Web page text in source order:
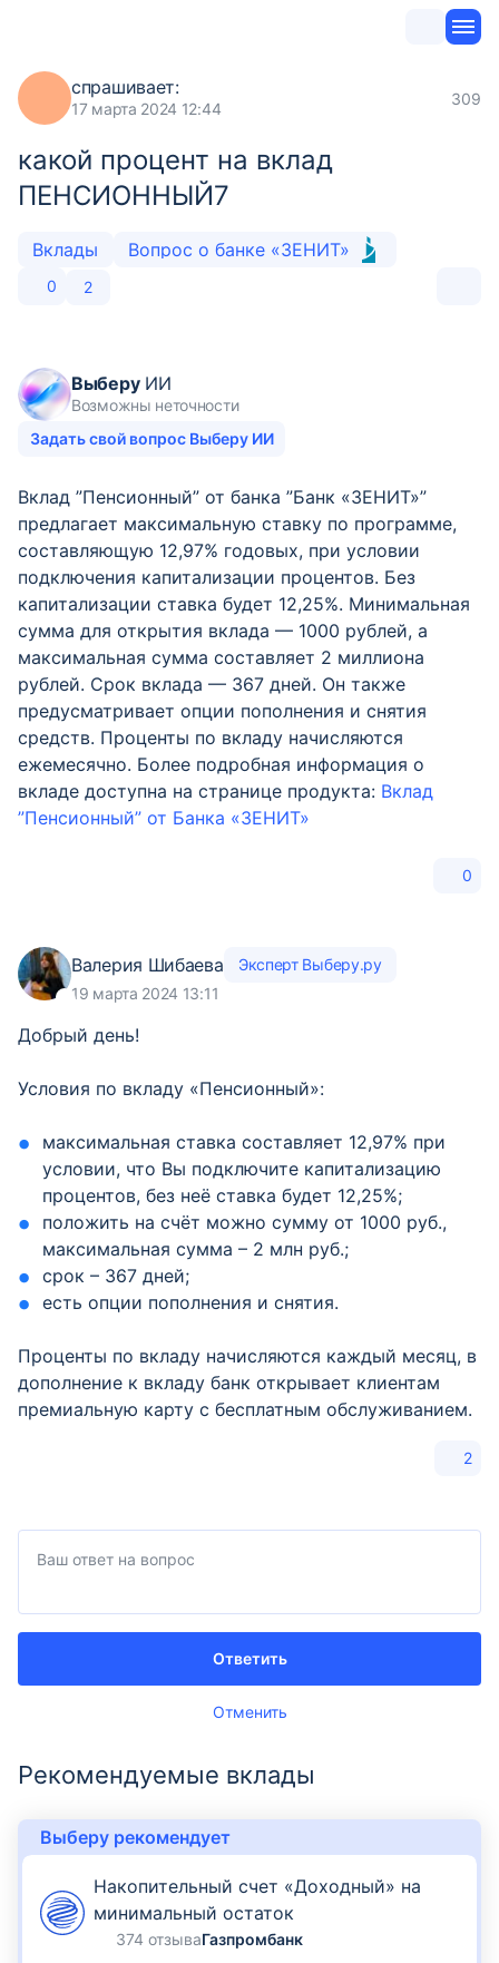
спрашивает:
17 марта 2024 12:44
309
какой процент на вклад
ПЕНСИОННЫЙ7
Вклады Вопрос о банке «ЗЕНИТ»
0 2
ВыберуИИ
Возможны неточности
Задать свой вопрос Выберу ИИ
Вклад ”Пенсионный” от банка ”Банк «ЗЕНИТ»”
предлагает максимальную ставку по программе,
составляющую 12,97% годовых, при условии
подключения капитализации процентов. Без
капитализации ставка будет 12,25%. Минимальная
сумма для открытия вклада — 1000 рублей, а
максимальная сумма составляет 2 миллиона
рублей. Срок вклада — 367 дней. Он также
предусматривает опции пополнения и снятия
средств. Проценты по вкладу начисляются
ежемесячно. Более подробная информация о
вкладе доступна на странице продукта: Вклад
”Пенсионный” от Банка «ЗЕНИТ»
0
Валерия Шибаева
Эксперт Выберу.ру
19 марта 2024 13:11
Добрый день!
Условия по вкладу «Пенсионный»:
максимальная ставка составляет 12,97% при
условии, что Вы подключите капитализацию
процентов, без неё ставка будет 12,25%;
положить на счёт можно сумму от 1000 руб.,
максимальная сумма – 2 млн руб.;
срок – 367 дней;
есть опции пополнения и снятия.
Проценты по вкладу начисляются каждый месяц, в
дополнение к вкладу банк открывает клиентам
премиальную карту с бесплатным обслуживанием.
2
Отменить
Ответить
Рекомендуемые вклады
Выберу рекомендует
Накопительный счет «Доходный» на
минимальный остаток
374 отзываГазпромбанк